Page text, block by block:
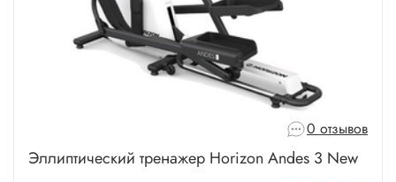
0 отзывов
Эллиптический тренажер Horizon Andes 3 New